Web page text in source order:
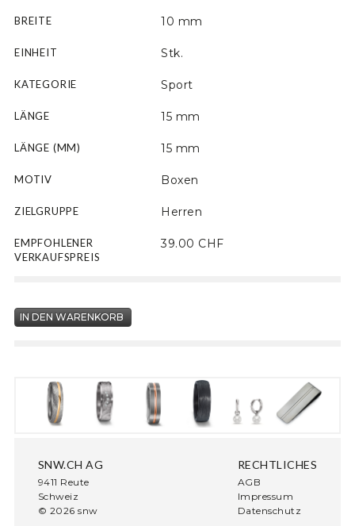
BREITE 10 mm
EINHEIT Stk.
KATEGORIE Sport
LÄNGE 15 mm
LÄNGE (MM) 15 mm
MOTIV Boxen
ZIELGRUPPE Herren
EMPFOHLENER
VERKAUFSPREIS
39.00 CHF
SNW.CH AG
9411 Reute
Schweiz
© 2026 snw
RECHTLICHES
AGB
Impressum
Datenschutz